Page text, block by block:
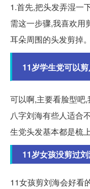
1.首先,把头发弄湿一
需这一步骤,我喜欢用
耳朵周围的头发剪掉
11岁学生党可以
可以啊,主要看脸型吧
八字刘海有些人适合
生党头发基本都是梳
11岁女孩没剪过
11女孩剪刘海会好看